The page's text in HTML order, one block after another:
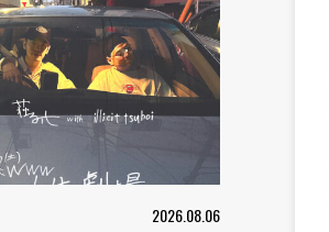
2026.08.06